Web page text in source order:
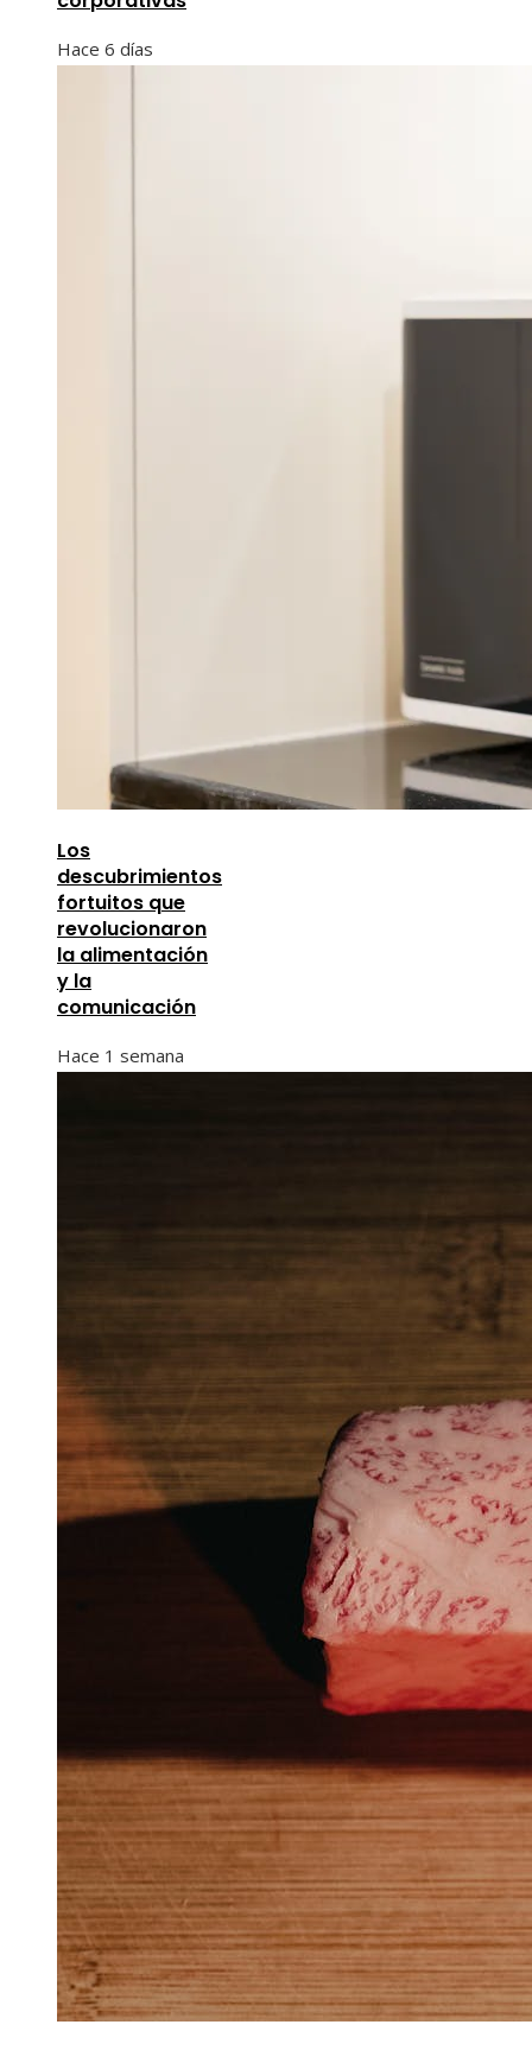
Hace 6 días
Los
descubrimientos
fortuitos que
revolucionaron
la alimentación
y la
comunicación
Hace 1 semana